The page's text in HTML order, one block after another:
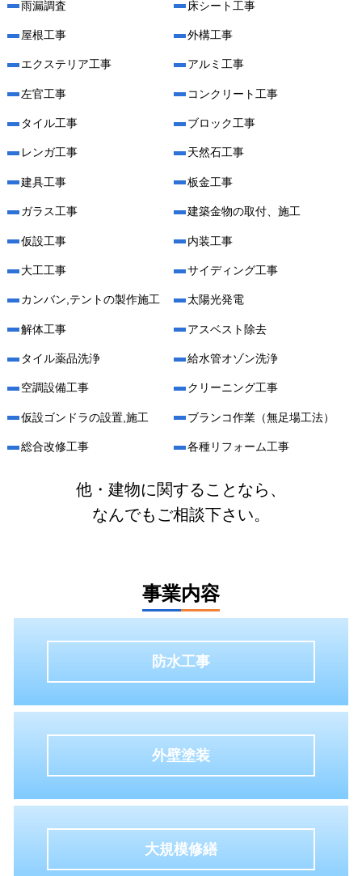
雨漏調査 床シート工事
屋根工事 外構工事
エクステリア工事 アルミ工事
左官工事 コンクリート工事
タイル工事 ブロック工事
レンガ工事 天然石工事
建具工事 板金工事
ガラス工事 建築金物の取付、施工
仮設工事 内装工事
大工工事 サイディング工事
カンバン,テントの製作施工 太陽光発電
解体工事 アスベスト除去
タイル薬品洗浄 給水管オゾン洗浄
空調設備工事 クリーニング工事
仮設ゴンドラの設置,施工 ブランコ作業（無足場工法）
総合改修工事 各種リフォーム工事
他・建物に関することなら、
なんでもご相談下さい。
事業内容
防水工事
外壁塗装
大規模修繕